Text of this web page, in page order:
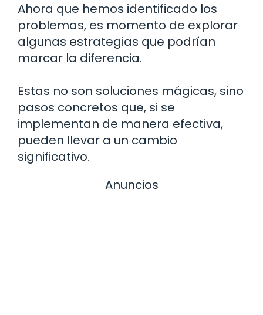
Ahora que hemos identificado los
problemas, es momento de explorar
algunas estrategias que podrían
marcar la diferencia.
Estas no son soluciones mágicas, sino
pasos concretos que, si se
implementan de manera efectiva,
pueden llevar a un cambio
significativo.
Anuncios